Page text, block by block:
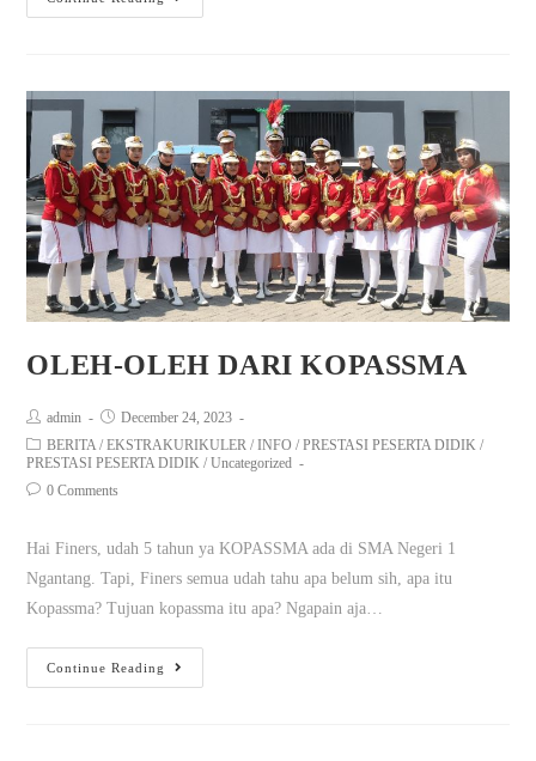
OLEH-OLEH DARI KOPASSMA
admin
December 24, 2023
BERITA / EKSTRAKURIKULER / INFO / PRESTASI PESERTA DIDIK /
PRESTASI PESERTA DIDIK / Uncategorized
0 Comments
Hai Finers, udah 5 tahun ya KOPASSMA ada di SMA Negeri 1
Ngantang. Tapi, Finers semua udah tahu apa belum sih, apa itu
Kopassma? Tujuan kopassma itu apa? Ngapain aja…
Continue Reading